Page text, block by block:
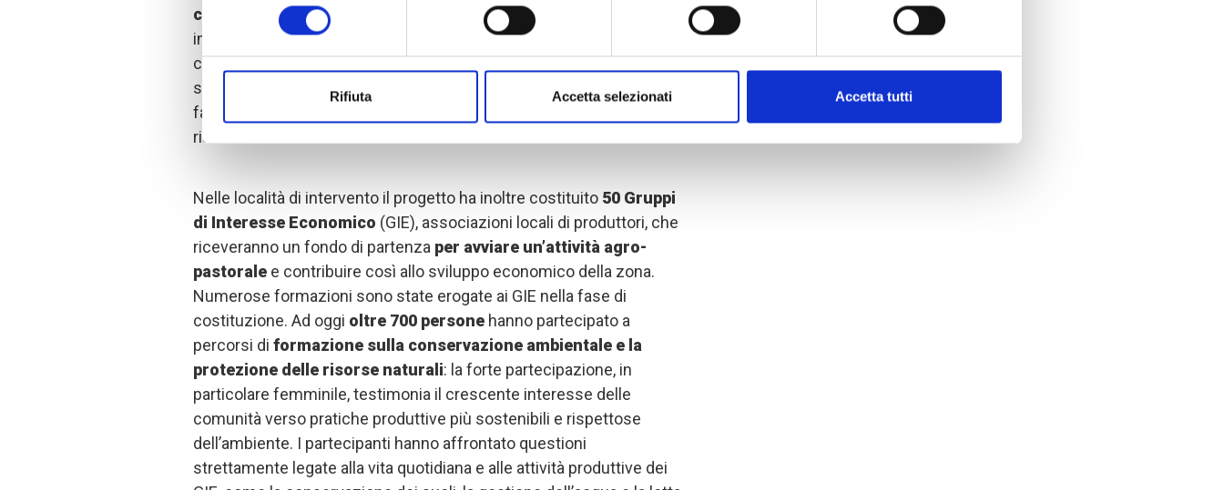
Rifiuta Accetta selezionati Accetta tutti
comunicazione non violenta
. Grazie a un approccio partecipativo e
interattivo, che ha permesso la valorizzazione di esperienze e
conoscenze locali, i partecipanti hanno potuto confrontarsi sulle
sfide che interessano il territorio e acquisire strumenti utili per
favorire il dialogo, la leadership positiva e la gestione condivisa delle
risorse naturali.
Nelle località di intervento il progetto ha inoltre costituito 50 Gruppi
di Interesse Economico (GIE), associazioni locali di produttori, che
riceveranno un fondo di partenza per avviare un’attività agro-
pastorale e contribuire così allo sviluppo economico della zona.
Numerose formazioni sono state erogate ai GIE nella fase di
costituzione. Ad oggi oltre 700 persone hanno partecipato a
percorsi di formazione sulla conservazione ambientale e la
protezione delle risorse naturali: la forte partecipazione, in
particolare femminile, testimonia il crescente interesse delle
comunità verso pratiche produttive più sostenibili e rispettose
dell’ambiente. I partecipanti hanno affrontato questioni
strettamente legate alla vita quotidiana e alle attività produttive dei